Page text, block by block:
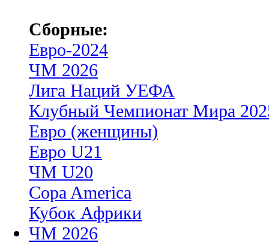
Сборные:
Евро-2024
ЧМ 2026
Лига Наций УЕФА
Клубный Чемпионат Мира
Евро (женщины)
Евро U21
ЧМ U20
Copa America
Кубок Африки
ЧМ 2026